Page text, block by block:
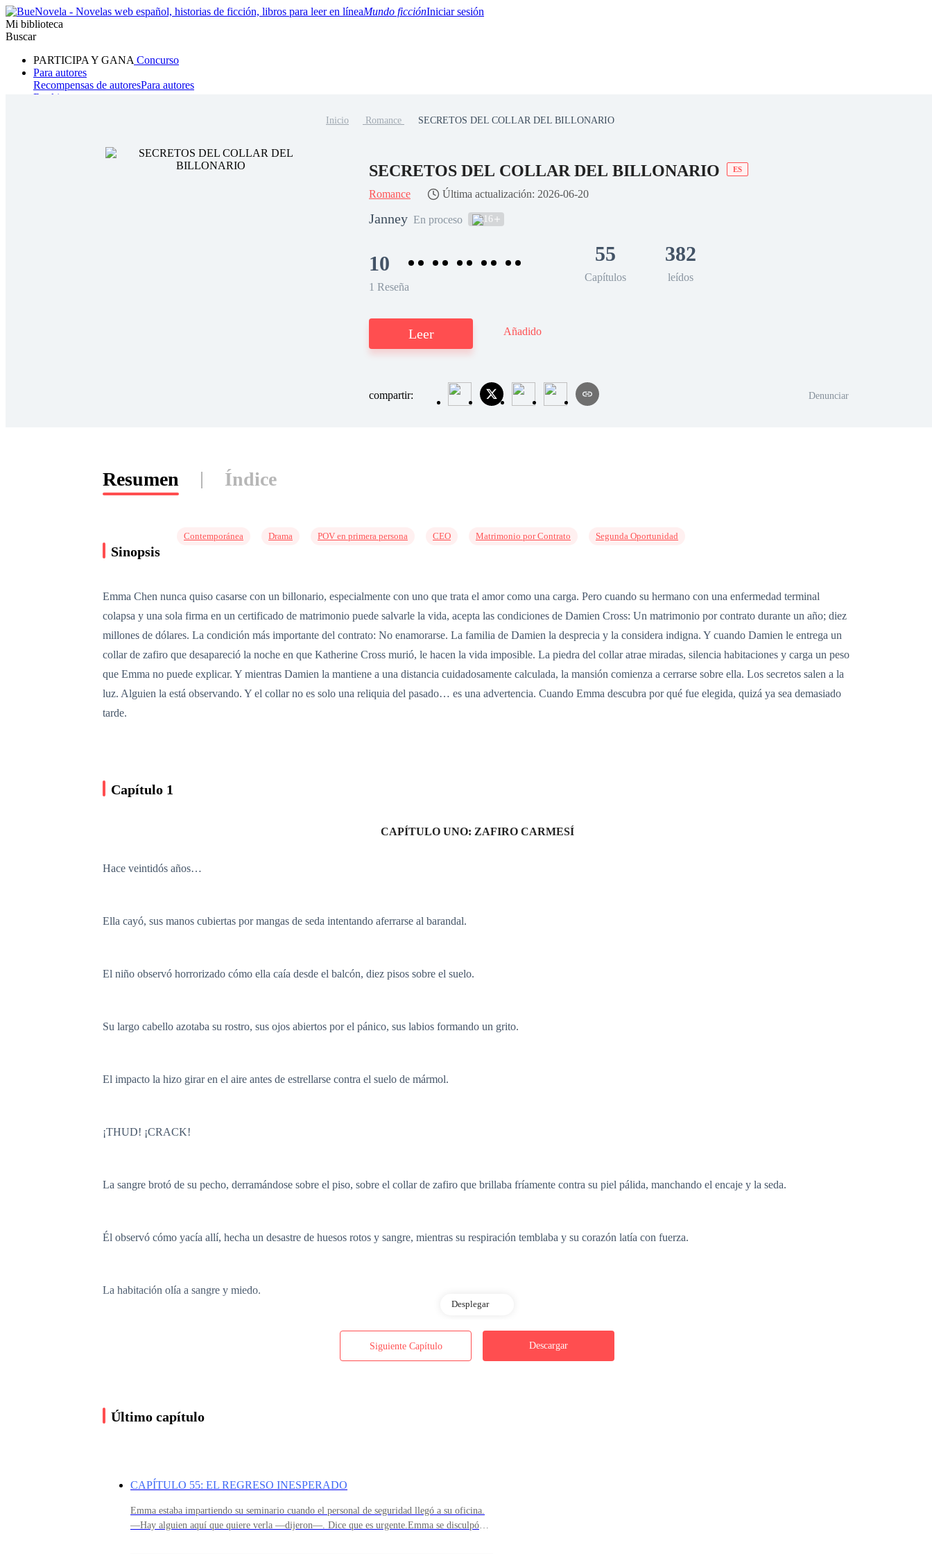
Mundo ficciónIniciar sesión
Mi biblioteca
Buscar
PARTICIPA Y GANA Concurso
Para autores
Recompensas de autoresPara autores
Ranking
Hombre loboMafiaSistema Fantasía Urbano
Inicio Romance SECRETOS DEL COLLAR DEL BILLONARIO
SECRETOS DEL COLLAR DEL BILLONARIO ES
Romance Última actualización: 2026-06-20
Janney En proceso 16
10
1 Reseña
55
Capítulos
382
leídos
Leer Añadido
compartir: Denunciar
Resumen Índice
Sinopsis
Contemporánea Drama POV en primera persona CEO Matrimonio por Contrato Segunda Oportunidad
Emma Chen nunca quiso casarse con un billonario, especialmente con uno que trata el amor como una carga. Pero cuando su hermano con una enfermedad terminal
colapsa y una sola firma en un certificado de matrimonio puede salvarle la vida, acepta las condiciones de Damien Cross: Un matrimonio por contrato durante un año; diez
millones de dólares. La condición más importante del contrato: No enamorarse. La familia de Damien la desprecia y la considera indigna. Y cuando Damien le entrega un
collar de zafiro que desapareció la noche en que Katherine Cross murió, le hacen la vida imposible. La piedra del collar atrae miradas, silencia habitaciones y carga un peso
que Emma no puede explicar. Y mientras Damien la mantiene a una distancia cuidadosamente calculada, la mansión comienza a cerrarse sobre ella. Los secretos salen a la
luz. Alguien la está observando. Y el collar no es solo una reliquia del pasado… es una advertencia. Cuando Emma descubra por qué fue elegida, quizá ya sea demasiado
tarde.
Capítulo 1
CAPÍTULO UNO: ZAFIRO CARMESÍ
Hace veintidós años…
Ella cayó, sus manos cubiertas por mangas de seda intentando aferrarse al barandal.
El niño observó horrorizado cómo ella caía desde el balcón, diez pisos sobre el suelo.
Su largo cabello azotaba su rostro, sus ojos abiertos por el pánico, sus labios formando un grito.
El impacto la hizo girar en el aire antes de estrellarse contra el suelo de mármol.
¡THUD! ¡CRACK!
La sangre brotó de su pecho, derramándose sobre el piso, sobre el collar de zafiro que brillaba fríamente contra su piel pálida, manchando el encaje y la seda.
Él observó cómo yacía allí, hecha un desastre de huesos rotos y sangre, mientras su respiración temblaba y su corazón latía con fuerza.
La habitación olía a sangre y miedo.
El collar de zafiro se deslizó, girando entre el carmesí, intacto y brillante.
Desplegar
Siguiente Capítulo Descargar
Último capítulo
CAPÍTULO 55: EL REGRESO INESPERADO
Emma estaba impartiendo su seminario cuando el personal de seguridad llegó a su oficina.
—Hay alguien aquí que quiere verla —dijeron—. Dice que es urgente.Emma se disculpó